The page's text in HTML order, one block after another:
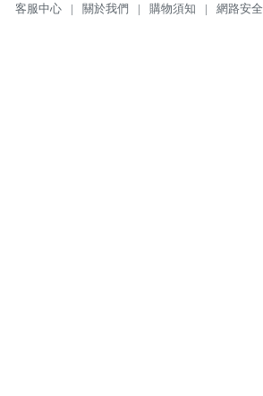
客服中心 | 關於我們 | 購物須知 | 網路安全